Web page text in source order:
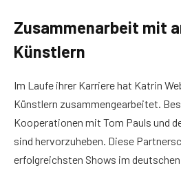
Zusammenarbeit mit
Künstlern
Im Laufe ihrer Karriere hat Katrin
Künstlern zusammengearbeitet.
Kooperationen mit Tom Pauls und
sind hervorzuheben. Diese
erfolgreichsten Shows im deutschen